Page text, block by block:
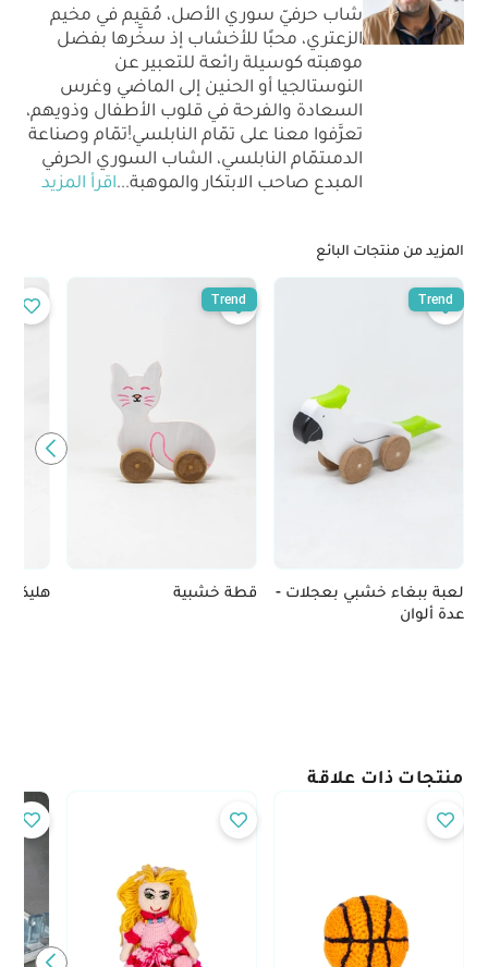
شاب حرفيّ سوري الأصل، مُقيم في مخيم
الزعتري، محبًا للأخشاب إذ سخَّرها بفضل
موهبته كوسيلة رائعة للتعبير عن
النوستالجيا أو الحنين إلى الماضي وغرس
السعادة والفرحة في قلوب الأطفال وذويهم،
تعرَّفوا معنا على تمّام النابلسي!تمّام وصناعة
الدمىتمّام النابلسي، الشاب السوري الحرفي
المبدع صاحب الابتكار والموهبة...اقرأ المزيد
المزيد من منتجات البائع
لعبة ببغاء خشبي بعجلات -
عدة ألوان
Trend
قطة خشبية
Trend
منتجات ذات علاقة